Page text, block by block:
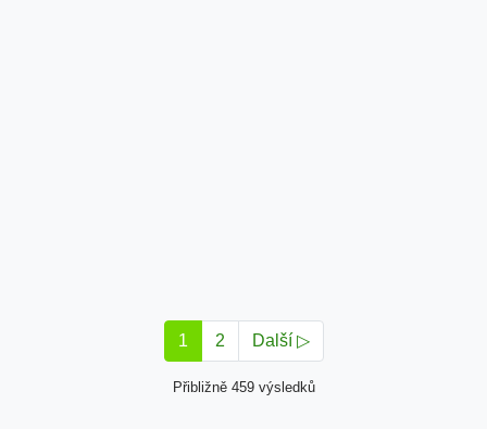
1 2 Další ▷
Přibližně 459 výsledků